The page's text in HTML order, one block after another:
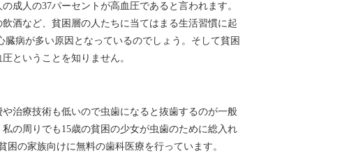
成人の37パーセントが高血圧であると言われます。
酒など、貧困層の人たちに当てはまる生活習慣に起
病が多い原因となっているのでしょう。そして貧困
ということを知りません。
治療技術も低いので虫歯になると抜歯するのが一般
の周りでも15歳の貧困の少女が虫歯のために総入れ
の家族向けに無料の歯科医療を行っています。